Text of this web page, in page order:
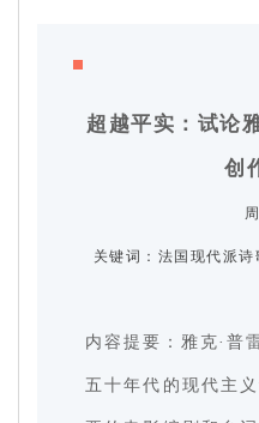
超越平实：试论
创
关键词： 法国现代派
内容提要：雅克·普
五十年代的现代主